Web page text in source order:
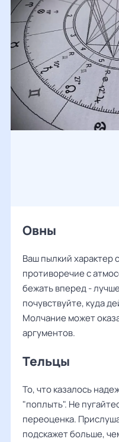
Овны
Ваш пылкий характер
противоречие с
бежать вперед -
почувствуйте, куда
Молчание может
аргументов.
Тельцы
То, что казалось
"поплыть". Не
переоценка.
подскажет больше,